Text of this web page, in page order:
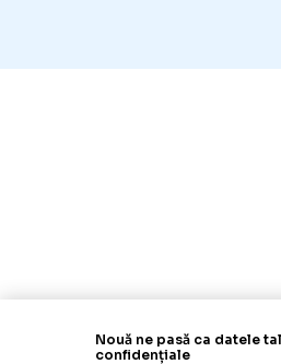
Nouă ne pasă ca datele
confidențiale